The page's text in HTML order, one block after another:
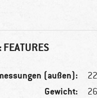
(außen):
Gewicht: